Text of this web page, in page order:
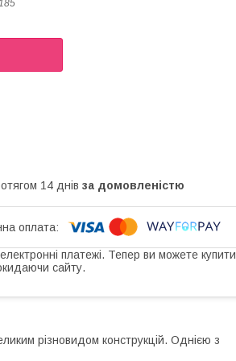
14 днів за домовленістю
платежі. Тепер ви можете купити
сайту.
різновидом конструкцій. Однією з